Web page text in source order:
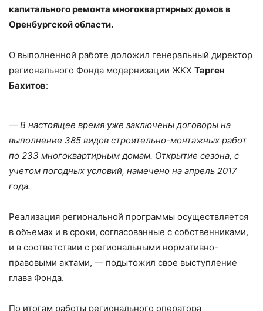
капитального ремонта многоквартирных домов в
Оренбургской области.
О выполненной работе доложил генеральный директор
регионального Фонда модернизации ЖКХ Тарген
Бахитов:
— В настоящее время уже заключены договоры на
выполнение 385 видов строительно-монтажных работ
по 233 многоквартирным домам. Открытие сезона, с
учетом погодных условий, намечено на апрель 2017
года.
Реализация региональной программы осуществляется
в объемах и в сроки, согласованные с собственниками,
и в соответствии с региональными нормативно-
правовыми актами, — подытожил свое выступление
глава Фонда.
По итогам работы регионального оператора